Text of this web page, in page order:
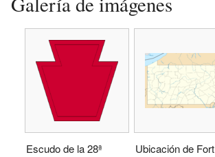
Escudo de la 28ª
Ubicación de Fort